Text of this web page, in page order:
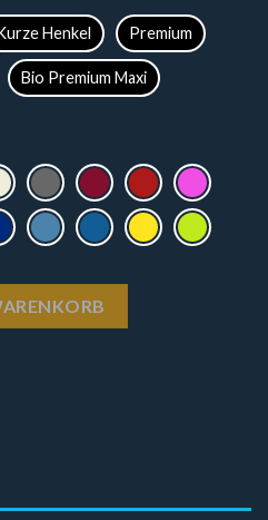
Henkel Premium
Bio Premium Maxi